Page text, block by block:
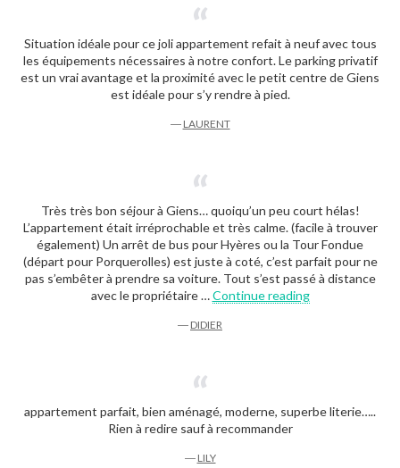
Situation idéale pour ce joli appartement refait à neuf avec tous
les équipements nécessaires à notre confort. Le parking privatif
est un vrai avantage et la proximité avec le petit centre de Giens
est idéale pour s’y rendre à pied.
― LAURENT
Très très bon séjour à Giens… quoiqu’un peu court hélas!
L’appartement était irréprochable et très calme. (facile à trouver
également) Un arrêt de bus pour Hyères ou la Tour Fondue
(départ pour Porquerolles) est juste à coté, c’est parfait pour ne
pas s’embêter à prendre sa voiture. Tout s’est passé à distance
avec le propriétaire …Continue reading“Didier”
― DIDIER
appartement parfait, bien aménagé, moderne, superbe literie…..
Rien à redire sauf à recommander
― LILY